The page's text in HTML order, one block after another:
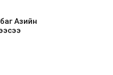
Азийн